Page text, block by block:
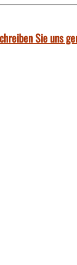
Sie uns